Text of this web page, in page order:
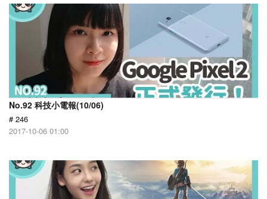
No.92 科技小電報(10/06)
# 246
2017-10-06 01:00